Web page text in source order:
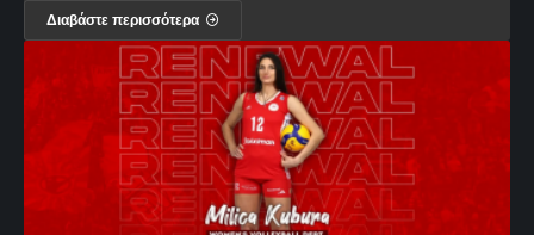
Διαβάστε περισσότερα